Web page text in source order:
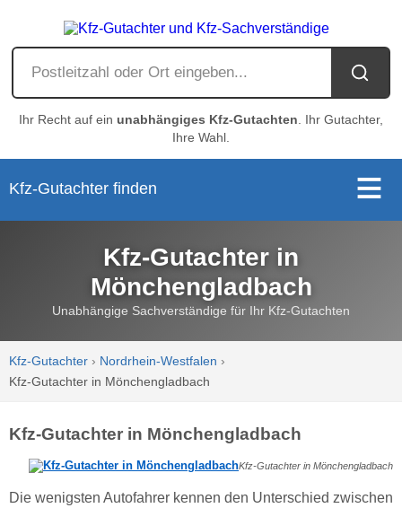
Ihr Recht auf ein unabhängiges Kfz-Gutachten . Ihr Gutachter,
Ihre Wahl.
Kfz-Gutachter finden
Kfz-Gutachter in
Mönchengladbach
Unabhängige Sachverständige für Ihr Kfz-Gutachten
Kfz-Gutachter › Nordrhein-Westfalen ›
Kfz-Gutachter in Mönchengladbach
Kfz-Gutachter in Mönchengladbach
Kfz-Gutachter in Mönchengladbach
Die wenigsten Autofahrer kennen den Unterschied zwischen